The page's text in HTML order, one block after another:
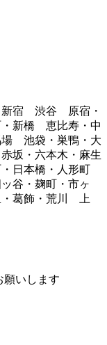
宿 渋谷 原宿・
新橋 恵比寿・中
池袋・巣鴨・大
坂・六本木・麻生
日本橋・人形町
谷・麹町・市ヶ
葛飾・荒川 上
願いします